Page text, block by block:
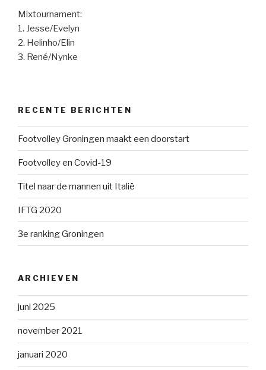
Mixtournament:
1. Jesse/Evelyn
2. Helinho/Elin
3. René/Nynke
RECENTE BERICHTEN
Footvolley Groningen maakt een doorstart
Footvolley en Covid-19
Titel naar de mannen uit Italië
IFTG 2020
3e ranking Groningen
ARCHIEVEN
juni 2025
november 2021
januari 2020